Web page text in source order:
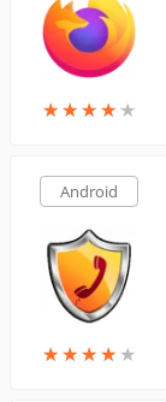
★★★★★
★★★★★
Android
★★★★ ★
★★★★ ★